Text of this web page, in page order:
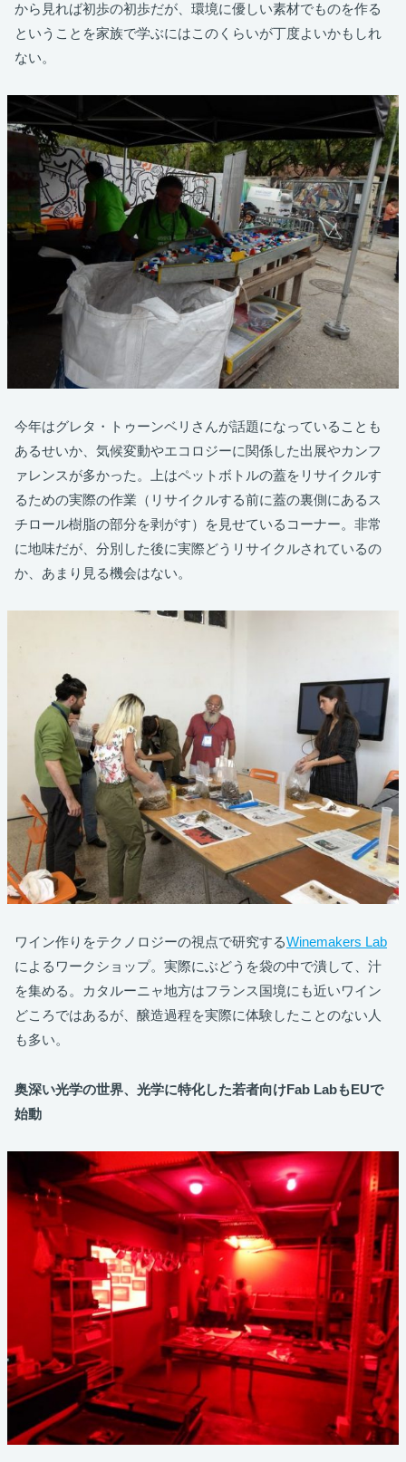
から見れば初歩の初歩だが、環境に優しい素材でものを作る
ということを家族で学ぶにはこのくらいが丁度よいかもしれ
ない。
今年はグレタ・トゥーンベリさんが話題になっていることも
あるせいか、気候変動やエコロジーに関係した出展やカンフ
ァレンスが多かった。上はペットボトルの蓋をリサイクルす
るための実際の作業（リサイクルする前に蓋の裏側にあるス
チロール樹脂の部分を剥がす）を見せているコーナー。非常
に地味だが、分別した後に実際どうリサイクルされているの
か、あまり見る機会はない。
ワイン作りをテクノロジーの視点で研究するWinemakers Lab
によるワークショップ。実際にぶどうを袋の中で潰して、汁
を集める。カタルーニャ地方はフランス国境にも近いワイン
どころではあるが、醸造過程を実際に体験したことのない人
も多い。
奥深い光学の世界、光学に特化した若者向けFab LabもEUで
始動